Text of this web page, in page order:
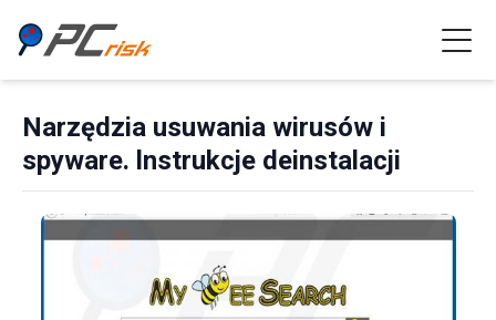
Narzędzia usuwania wirusów i
spyware. lnstrukcje deinstalacji